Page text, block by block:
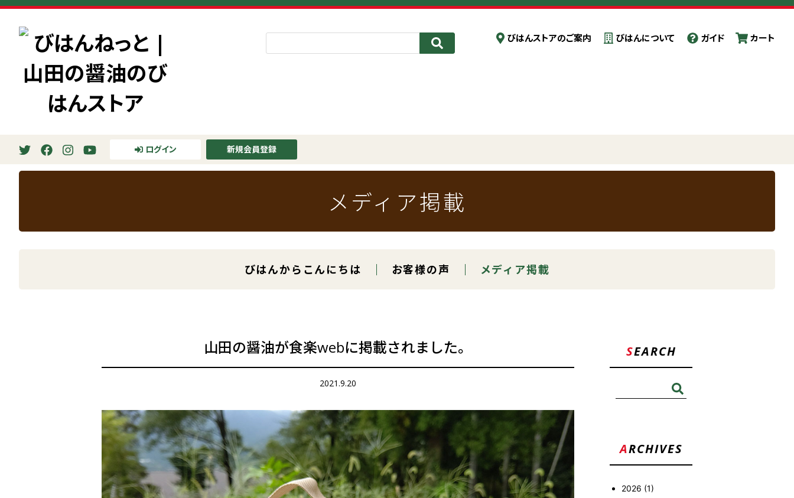
びはんストアのご案内 びはんについて ガイド カート
ログイン 新規会員登録
メディア掲載
びはんからこんにちは お客様の声 メディア掲載
山田の醤油が食楽webに掲載されました。
2021.9.20
SEARCH
ARCHIVES
2026 (1)